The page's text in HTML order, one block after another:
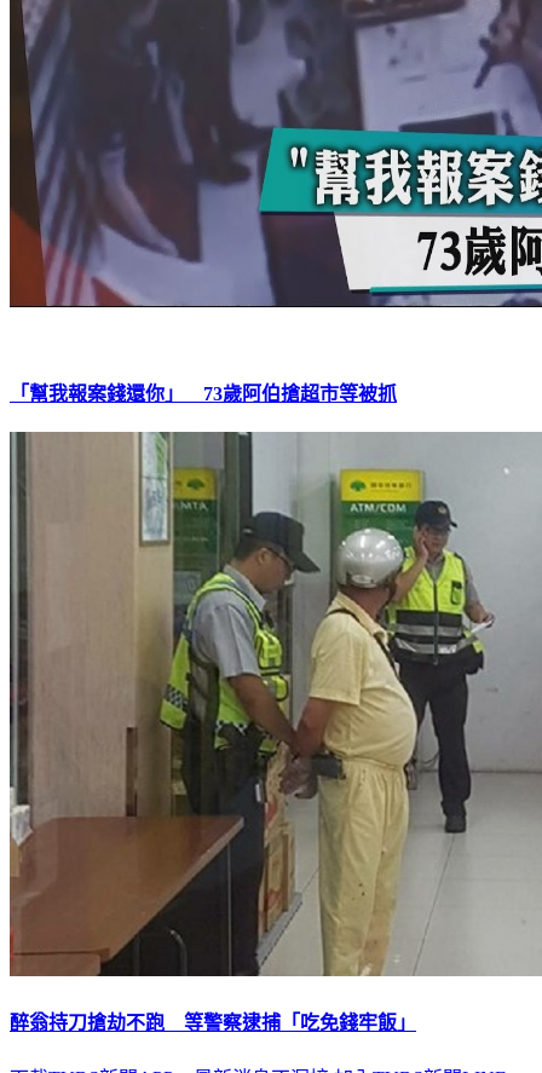
「幫我報案錢還你」 73歲阿伯搶超市等被抓
醉翁持刀搶劫不跑 等警察逮捕「吃免錢牢飯」